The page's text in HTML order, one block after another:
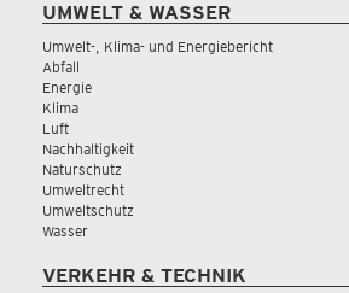
UMWELT & WASSER
Umwelt-, Klima- und Energiebericht
Abfall
Energie
Klima
Luft
Nachhaltigkeit
Naturschutz
Umweltrecht
Umweltschutz
Wasser
VERKEHR & TECHNIK